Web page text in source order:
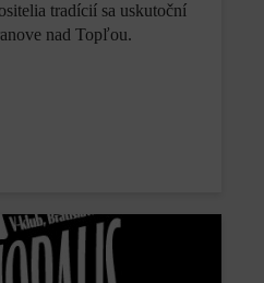
tradícií sa uskutoční
nad Topľou.